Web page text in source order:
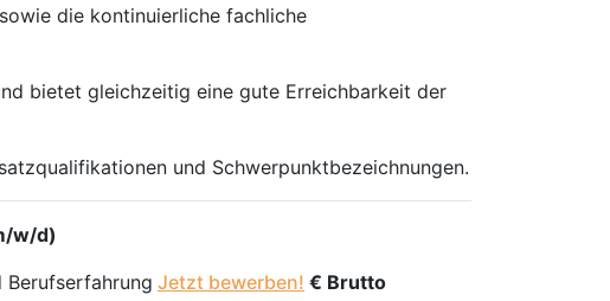
die kontinuierliche fachliche
bietet gleichzeitig eine gute Erreichbarkeit der
und Schwerpunktbezeichnungen.
w/d)
Jetzt bewerben! € Brutto